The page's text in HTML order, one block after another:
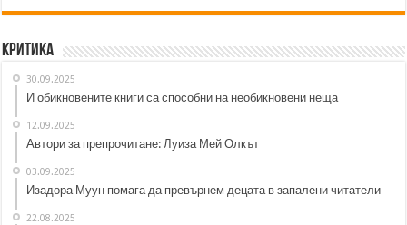
Критика
30.09.2025
И обикновените книги са способни на необикновени неща
12.09.2025
Автори за препрочитане: Луиза Мей Олкът
03.09.2025
Изадора Муун помага да превърнем децата в запалени читатели
22.08.2025